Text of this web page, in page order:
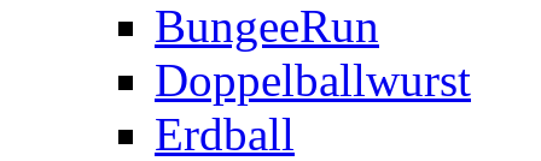
BungeeRun
Doppelballwurst
Erdball